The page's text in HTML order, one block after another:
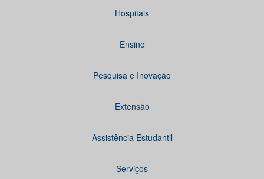
Hospitais
Ensino
Pesquisa e Inovação
Extensão
Assistência Estudantil
Serviços